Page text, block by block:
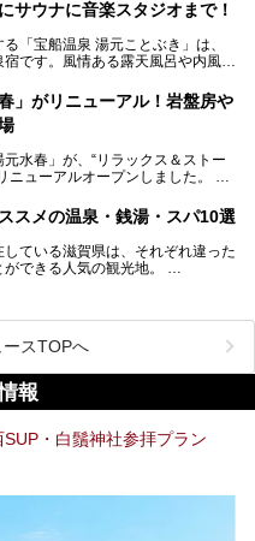
ご紹介！ サウナ設備やサウナド
天然温泉 北近江の湯のPR記事で
サウナに音楽スタジオまで！
「宝船温泉 湯元ことぶき」は、
宿です。風情ある露天風呂や内風
かな風を感じながらサウナと温泉
。そして、若女将はなんと「元ア
ト。音楽スタジオまで備えたユニ
」がリニューアル！岩盤房や
水春」が、“リラックス＆ストー
ニューアルオープンしました。
ウナも新設されました。さらに地
トランメニューもパワーアップ。
元水春」の魅力を余すところなく
スメの温泉・銭湯・スパ10選
ている滋賀県は、それぞれ違った
できる人気の観光地。
もちろん、近隣にお住いの方はぜ
くださいね。
スTOPへ
報
SUP・白鬚神社参拝プラン